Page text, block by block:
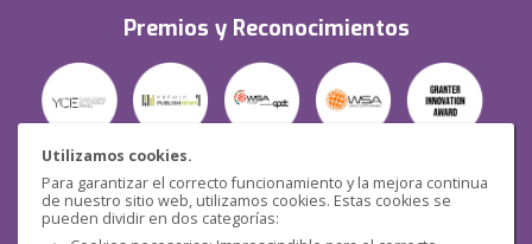
Utilizamos cookies.
Para garantizar el correcto funcionamiento y la mejora continua
de nuestro sitio web, utilizamos cookies. Estas cookies se
pueden dividir en dos categorías:
Premios y Reconocimientos
Seguridad